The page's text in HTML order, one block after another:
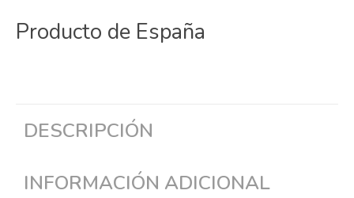
Producto de España
DESCRIPCIÓN
INFORMACIÓN ADICIONAL